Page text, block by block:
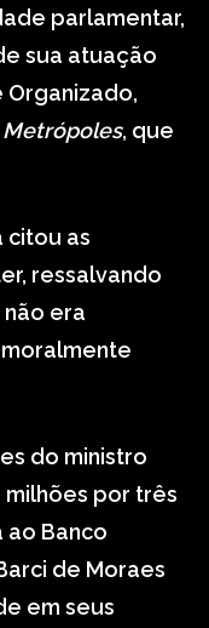
parlamentar,
sua atuação
Organizado,
Metrópoles, que
citou as
ressalvando
era
do ministro
milhões por três
Banco
de Moraes
em seus